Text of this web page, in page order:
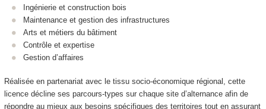
Ingénierie et construction bois
Maintenance et gestion des infrastructures
Arts et métiers du bâtiment
Contrôle et expertise
Gestion d’affaires
Réalisée en partenariat avec le tissu socio‑économique régional, cette
licence décline ses parcours‑types sur chaque site d’alternanceafin de
répondre au mieux aux besoins spécifiques des territoires tout en assurant